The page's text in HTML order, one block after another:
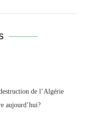
de l’Algérie
aujourd’hui?